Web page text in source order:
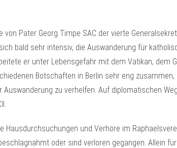
von Pater Georg Timpe SAC der vierte
bald sehr intensiv, die Auswanderung für
er unter Lebensgefahr mit dem Vatikan, dem
Botschaften in Berlin sehr eng
zu verhelfen. Auf diplomatischen
und Verhöre im
oder sind verloren gegangen. Allein